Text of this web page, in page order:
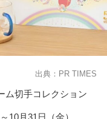
出典：PR TIMES
ム切手コレクション
10月31日（金）